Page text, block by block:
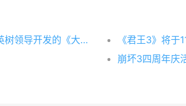
据comicbook报道，神谷英树领导开发的《大神》新作已于tga颁奖典礼首次公开，虽然关于这款续作的细节仍然非常稀少，但仅仅是游戏的公布便引发了初代《大神》在二手市场的热销。
崩坏3四周年庆